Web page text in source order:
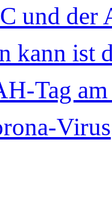
und der
kann ist
Tag
Virus